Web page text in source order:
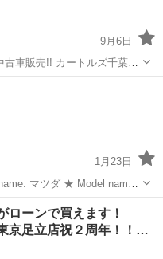
9月6日
古車販売!! カートルズ千葉店
1月23日
プレマシー ★ Year: 2011-12 平23/12 ★ Color: グレー(GREY) ...
ー グレー
がローンで買えます！
京足立店祝２周年！！…